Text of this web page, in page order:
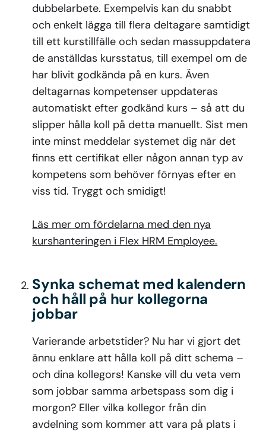
dubbelarbete. Exempelvis kan du snabbt
och enkelt lägga till flera deltagare samtidigt
till ett kurstillfälle och sedan massuppdatera
de anställdas kursstatus, till exempel om de
har blivit godkända på en kurs. Även
deltagarnas kompetenser uppdateras
automatiskt efter godkänd kurs – så att du
slipper hålla koll på detta manuellt. Sist men
inte minst meddelar systemet dig när det
finns ett certifikat eller någon annan typ av
kompetens som behöver förnyas efter en
viss tid. Tryggt och smidigt!
Läs mer om fördelarna med den nya
kurshanteringen i Flex HRM Employee.
Synka schemat med kalendern
och håll på hur kollegorna
jobbar
Varierande arbetstider? Nu har vi gjort det
ännu enklare att hålla koll på ditt schema –
och dina kollegors! Kanske vill du veta vem
som jobbar samma arbetspass som dig i
morgon? Eller vilka kollegor från din
avdelning som kommer att vara på plats i